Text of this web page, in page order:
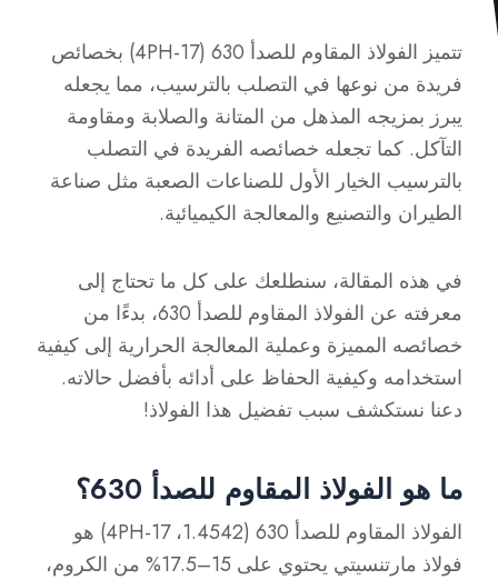
تتميز الفولاذ المقاوم للصدأ 630 (17-4PH) بخصائص
فريدة من نوعها في التصلب بالترسيب، مما يجعله
يبرز بمزيجه المذهل من المتانة والصلابة ومقاومة
التآكل. كما تجعله خصائصه الفريدة في التصلب
بالترسيب الخيار الأول للصناعات الصعبة مثل صناعة
الطيران والتصنيع والمعالجة الكيميائية.
في هذه المقالة، سنطلعك على كل ما تحتاج إلى
معرفته عن الفولاذ المقاوم للصدأ 630، بدءًا من
خصائصه المميزة وعملية المعالجة الحرارية إلى كيفية
استخدامه وكيفية الحفاظ على أدائه بأفضل حالاته.
دعنا نستكشف سبب تفضيل هذا الفولاذ!
ما هو الفولاذ المقاوم للصدأ 630؟
الفولاذ المقاوم للصدأ 630 (1.4542، 17-4PH) هو
فولاذ مارتنسيتي يحتوي على 15–17.5% من الكروم،